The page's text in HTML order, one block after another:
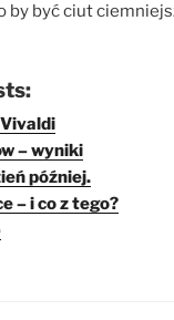
by być ciut
– wyniki
później.
– i co z tego?